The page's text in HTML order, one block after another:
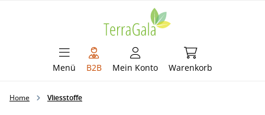
Menü B2B Mein Konto Warenkorb
Warenkorb
Home Vliesstoffe